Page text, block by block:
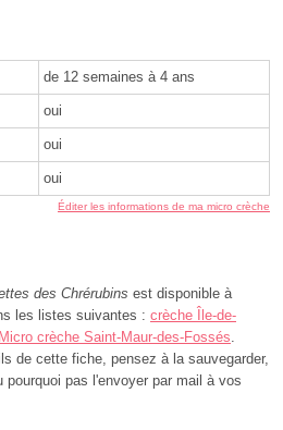
de 12 semaines à 4 ans
oui
oui
oui
Éditer les informations de ma micro crèche
des Chrérubins est disponible à
les listes suivantes : crèche Île-de-
Micro crèche Saint-Maur-des-Fossés
de cette fiche, pensez à la sauvegarder,
pourquoi pas l'envoyer par mail à vos